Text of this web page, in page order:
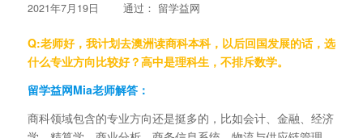
2021年7月19日 通过： 留学益网
Q:老师好，我计划去澳洲读商科本科，以后回国发展的话，选
什么专业方向比较好？高中是理科生，不排斥数学。
留学益网Mia老师解答：
商科领域包含的专业方向还是挺多的，比如会计、金融、经济